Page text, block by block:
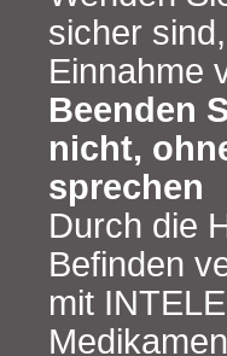
sicher
Einnahme
Beenden
nicht,
sprechen
Durch die
Befinden
mit